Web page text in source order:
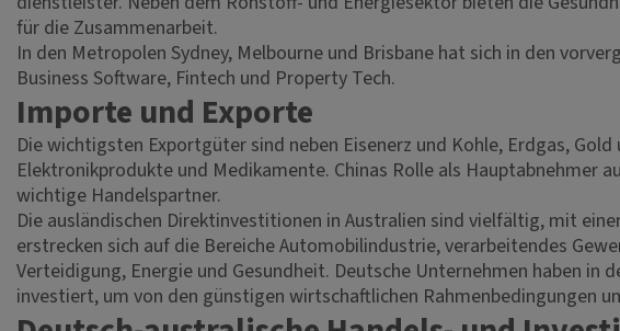
für die Zusammenarbeit.
In den Metropolen Sydney, Melbourne und Brisbane hat sich in den
Business Software, Fintech und Property Tech.
Importe und Exporte
Die wichtigsten Exportgüter sind neben Eisenerz und Kohle, Erdgas,
Elektronikprodukte und Medikamente. Chinas Rolle als Hauptabnehmer
wichtige Handelspartner.
Die ausländischen Direktinvestitionen in Australien sind vielfältig, mit
erstrecken sich auf die Bereiche Automobilindustrie, verarbeitendes
Verteidigung, Energie und Gesundheit. Deutsche Unternehmen haben
investiert, um von den günstigen wirtschaftlichen Rahmenbedingungen